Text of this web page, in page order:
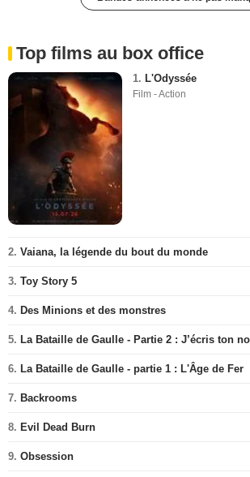
Top films au box office
1. L'Odyssée
Film - Action
2. Vaiana, la légende du bout du monde
3. Toy Story 5
4. Des Minions et des monstres
5. La Bataille de Gaulle - Partie 2 : J’écris ton
6. La Bataille de Gaulle - partie 1 : L'Âge de Fer
7. Backrooms
8. Evil Dead Burn
9. Obsession